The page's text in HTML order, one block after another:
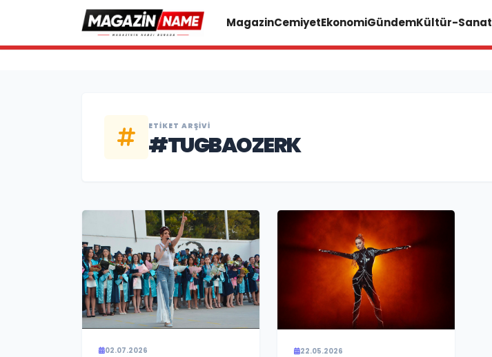
MagazinCemiyetEkonomiGündemKültür-Sanat
ETIKET ARŞIVI
#TUGBAOZERK
02.07.2026 22.05.2026